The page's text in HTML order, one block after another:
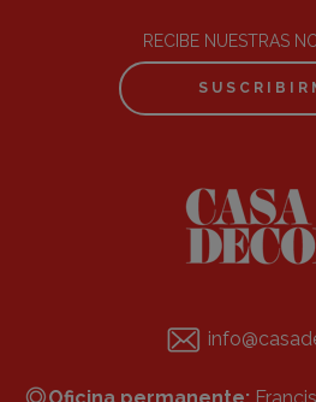
RECIBE NUESTRAS